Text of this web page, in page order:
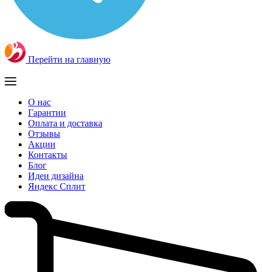
Перейти на главную
О нас
Гарантии
Оплата и доставка
Отзывы
Акции
Контакты
Блог
Идеи дизайна
Яндекс Сплит